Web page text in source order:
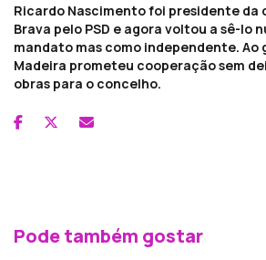
Ricardo Nascimento foi presidente da
Brava pelo PSD e agora voltou a sê-lo
mandato mas como independente. Ao
Madeira prometeu cooperação sem
obras para o concelho.
Pode também gostar